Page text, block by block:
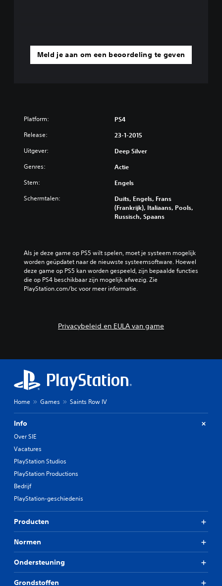
Meld je aan om een beoordeling te geven
Platform: PS4
Release: 23-1-2015
Uitgever: Deep Silver
Genres: Actie
Stem: Engels
Schermtalen:
Duits, Engels, Frans
(Frankrijk), Italiaans, Pools,
Russisch, Spaans
Als je deze game op PS5 wilt spelen, moet je systeem mogelijk
worden geüpdatet naar de nieuwste systeemsoftware. Hoewel
deze game op PS5 kan worden gespeeld, zijn bepaalde functies
die op PS4 beschikbaar zijn mogelijk afwezig. Zie
PlayStation.com/bc voor meer informatie.
Privacybeleid en EULA van game
Home Games Saints Row IV
Info
Over SIE
Vacatures
PlayStation Studios
PlayStation Productions
Bedrijf
PlayStation-geschiedenis
Producten
Normen
Ondersteuning
Grondstoffen